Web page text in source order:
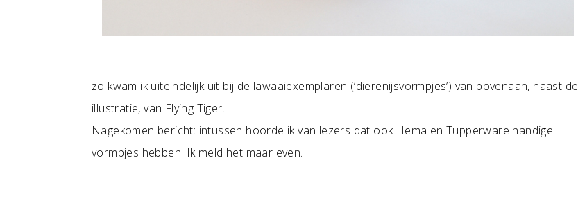
zo kwam ik uiteindelijk uit bij de lawaaiexemplaren (‘dierenijsvormpjes’) van bovenaan, naast de
illustratie, van Flying Tiger.
Nagekomen bericht: intussen hoorde ik van lezers dat ook Hema en Tupperware handige
vormpjes hebben. Ik meld het maar even.